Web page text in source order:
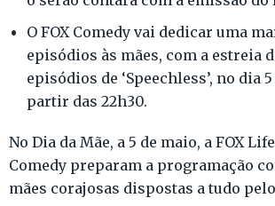
O FOX Comedy vai dedicar uma
episódios às mães, com a estreia
episódios de ‘Speechless’, no dia
partir das 22h30.
No Dia da Mãe, a 5 de maio, a FOX
Comedy preparam a programação
mães corajosas dispostas a tudo